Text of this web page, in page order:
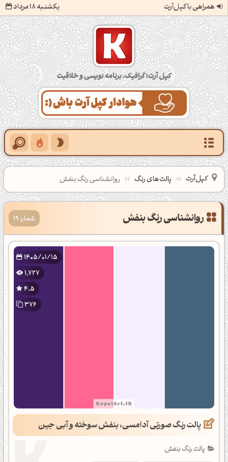
همراهی با کپل‌آرت یکشنبه 18 مرداد
کپل‌آرت؛ گرافیک، برنامه‌نویسی و خلاقیت
کپل‌آرت پالت‌های رنگ روانشناسی رنگ بنفش
شمار: 19
1405/01/15
1,727
4.5
376
پالت رنگ صورتی آدامسی، بنفش سوخته و آبی جین
پالت رنگ بنفش